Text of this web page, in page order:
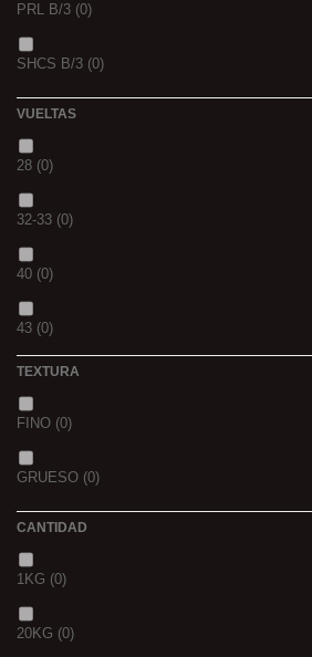
PIÑA
SCOPEX
TUTTI
FRESA
MIEL(0)
OCEAN LIVER
GOLDEN X
PRL B/3 (0)
SHCS B/3 (0)
VUELTAS
28 (0)
32-33 (0)
40 (0)
43 (0)
TEXTURA
FINO (0)
GRUESO (0)
CANTIDAD
1KG (0)
20KG (0)